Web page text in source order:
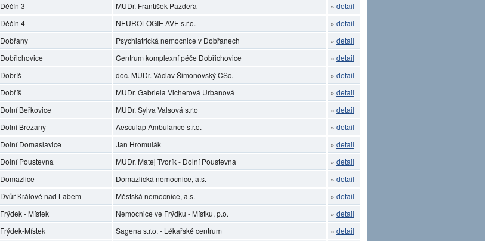
Děčín 3
MUDr. František Pazdera » detail
Děčín 4
NEUROLOGIE AVE s.r.o. » detail
Dobřany
Psychiatrická nemocnice v Dobřanech » detail
Dobřichovice
Centrum komplexní péče Dobřichovice » detail
Dobříš
doc. MUDr. Václav Šimonovský CSc. » detail
Dobříš
MUDr. Gabriela Vicherová Urbanová » detail
Dolní Beřkovice
MUDr. Sylva Valsová s.r.o » detail
Dolní Břežany
Aesculap Ambulance s.r.o. » detail
Dolní Domaslavice
Jan Hromulák » detail
Dolní Poustevna
MUDr. Matej Tvorík - Dolní Poustevna » detail
Domažlice
Domažlická nemocnice, a.s. » detail
Dvůr Králové nad Labem
Městská nemocnice, a.s. » detail
Frýdek - Místek
Nemocnice ve Frýdku - Místku, p.o. » detail
Frýdek-Místek
Sagena s.r.o. - Lékařské centrum » detail